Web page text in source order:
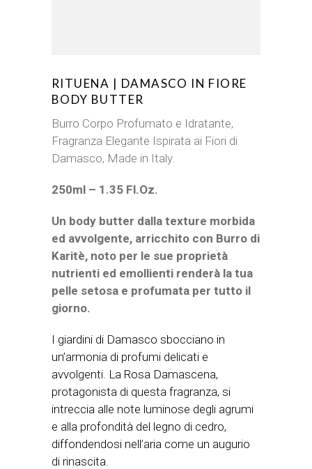
RITUENA | DAMASCO IN FIORE
BODY BUTTER
Burro Corpo Profumato e Idratante,
Fragranza Elegante Ispirata ai Fiori di
Damasco, Made in Italy.
250ml – 1.35 Fl.Oz.
Un body butter dalla texture morbida
ed avvolgente, arricchito con Burro di
Karitè, noto per le sue proprietà
nutrienti ed emollienti renderà la tua
pelle setosa e profumata per tutto il
giorno.
I giardini di Damasco sbocciano in
un’armonia di profumi delicati e
avvolgenti. La Rosa Damascena,
protagonista di questa fragranza, si
intreccia alle note luminose degli agrumi
e alla profondità del legno di cedro,
diffondendosi nell’aria come un augurio
di rinascita.